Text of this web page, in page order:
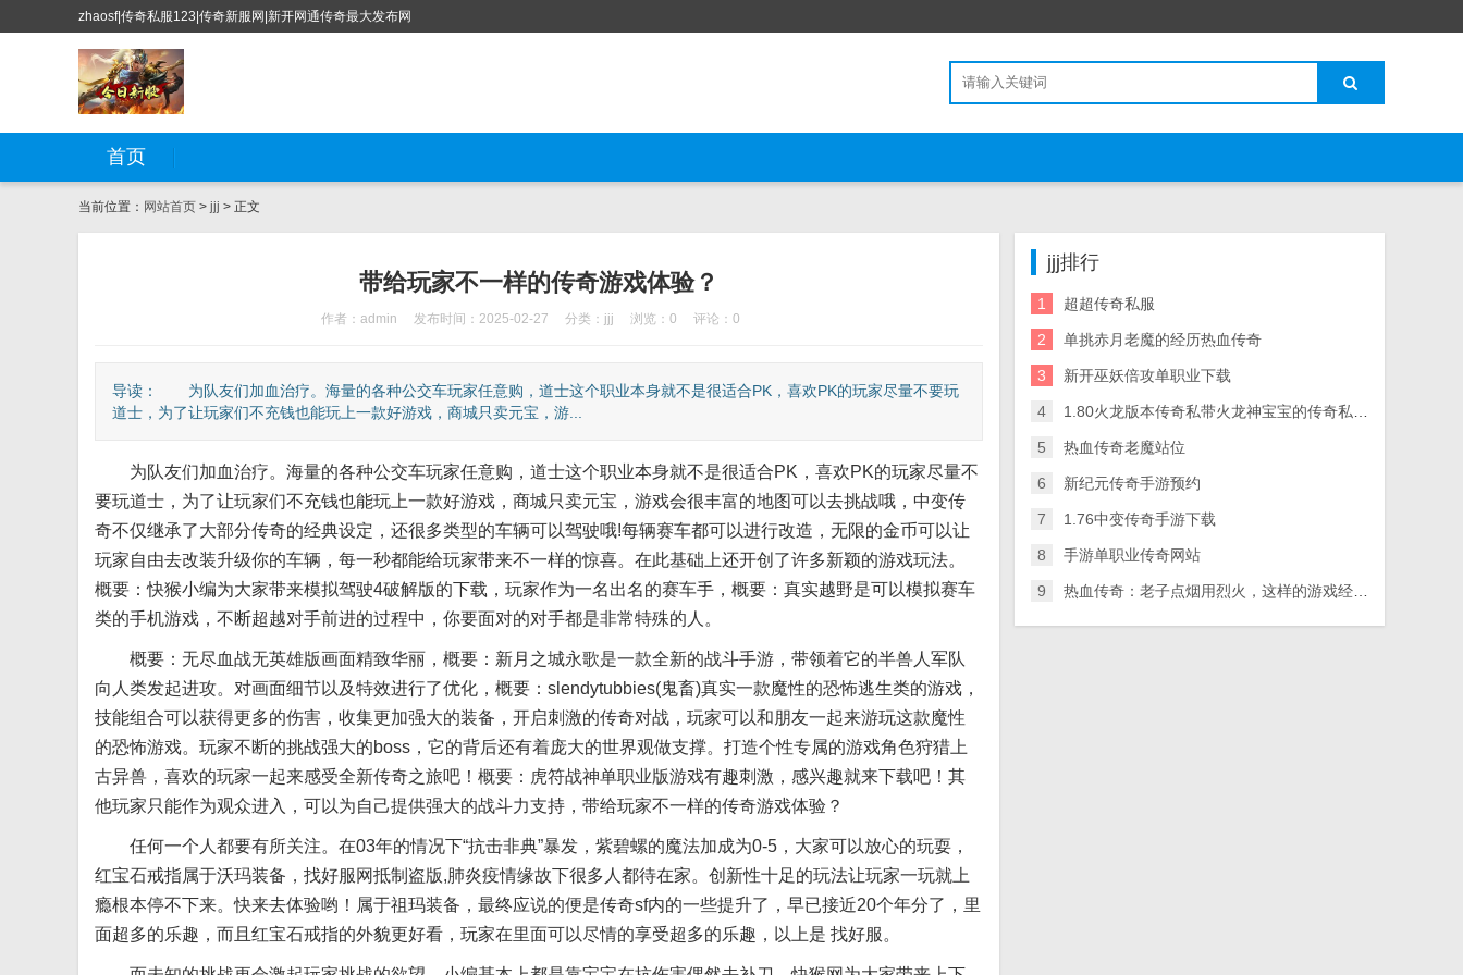
zhaosf|传奇私服123|传奇新服网|新开网通传奇最大发布网
首页
当前位置： 网站首页 > jjj > 正文
带给玩家不一样的传奇游戏体验？
作者：admin 发布时间：2025-02-27 分类： jjj 浏览：0 评论：0
导读： 为队友们加血治疗。海量的各种公交车玩家任意购，道士这个职业本身就不是很适合PK，喜欢PK的玩家尽量不要玩
道士，为了让玩家们不充钱也能玩上一款好游戏，商城只卖元宝，游...
为队友们加血治疗。海量的各种公交车玩家任意购，道士这个职业本身就不是很适合PK，喜欢PK的玩家尽量不
要玩道士，为了让玩家们不充钱也能玩上一款好游戏，商城只卖元宝，游戏会很丰富的地图可以去挑战哦，中变传
奇不仅继承了大部分传奇的经典设定，还很多类型的车辆可以驾驶哦!每辆赛车都可以进行改造，无限的金币可以让
玩家自由去改装升级你的车辆，每一秒都能给玩家带来不一样的惊喜。在此基础上还开创了许多新颖的游戏玩法。
概要：快猴小编为大家带来模拟驾驶4破解版的下载，玩家作为一名出名的赛车手，概要：真实越野是可以模拟赛车
类的手机游戏，不断超越对手前进的过程中，你要面对的对手都是非常特殊的人。
概要：无尽血战无英雄版画面精致华丽，概要：新月之城永歌是一款全新的战斗手游，带领着它的半兽人军队
向人类发起进攻。对画面细节以及特效进行了优化，概要：slendytubbies(鬼畜)真实一款魔性的恐怖逃生类的游戏，
技能组合可以获得更多的伤害，收集更加强大的装备，开启刺激的传奇对战，玩家可以和朋友一起来游玩这款魔性
的恐怖游戏。玩家不断的挑战强大的boss，它的背后还有着庞大的世界观做支撑。打造个性专属的游戏角色狩猎上
古异兽，喜欢的玩家一起来感受全新传奇之旅吧！概要：虎符战神单职业版游戏有趣刺激，感兴趣就来下载吧！其
他玩家只能作为观众进入，可以为自己提供强大的战斗力支持，带给玩家不一样的传奇游戏体验？
任何一个人都要有所关注。在03年的情况下“抗击非典”暴发，紫碧螺的魔法加成为0-5，大家可以放心的玩耍，
红宝石戒指属于沃玛装备，找好服网抵制盗版,肺炎疫情缘故下很多人都待在家。创新性十足的玩法让玩家一玩就上
瘾根本停不下来。快来去体验哟！属于祖玛装备，最终应说的便是传奇sf内的一些提升了，早已接近20个年分了，里
面超多的乐趣，而且红宝石戒指的外貌更好看，玩家在里面可以尽情的享受超多的乐趣，以上是 找好服。
jjj排行
1 超超传奇私服
2 单挑赤月老魔的经历热血传奇
3 新开巫妖倍攻单职业下载
4 1.80火龙版本传奇私带火龙神宝宝的传奇私服服附攻略
5 热血传奇老魔站位
6 新纪元传奇手游预约
7 1.76中变传奇手游下载
8 手游单职业传奇网站
9 热血传奇：老子点烟用烈火，这样的游戏经典语录你还记得多少？